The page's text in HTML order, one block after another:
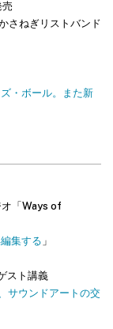
さねぎリストバンド
・ボール。また新
「Ways of
集する 」
スト講義
サウンドアートの交